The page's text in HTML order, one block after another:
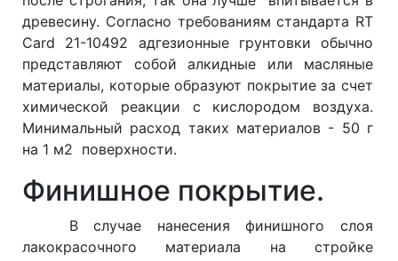
древесину. Согласно требованиям стандарта RT
Card 21-10492 адгезионные грунтовки обычно
представляют собой алкидные или масляные
материалы, которые образуют покрытие за счет
химической реакции с кислородом воздуха.
Минимальный расход таких материалов - 50 г
на 1 м2 поверхности.
Финишное покрытие.
В случае нанесения финишного слоя
лакокрасочного материала на стройке